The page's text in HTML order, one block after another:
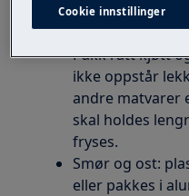
De fleste frukt
ved lav
Pakk rått kjøtt
ikke oppstår
andre matvarer
skal holdes
fryses.
Smør og ost:
eller pakkes i
Cookie innstillinger